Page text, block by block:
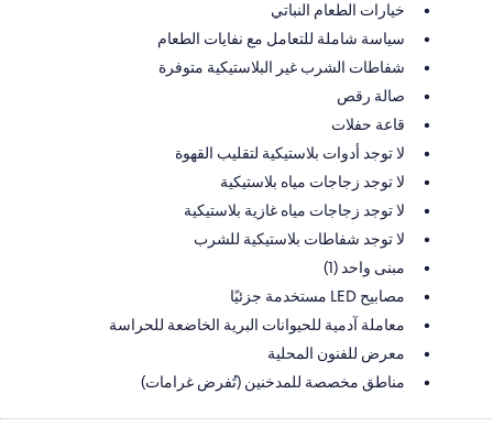
خيارات الطعام النباتي
سياسة شاملة للتعامل مع نفايات الطعام
شفاطات الشرب غير البلاستيكية متوفرة
صالة رقص
قاعة حفلات
لا توجد أدوات بلاستيكية لتقليب القهوة
لا توجد زجاجات مياه بلاستيكية
لا توجد زجاجات مياه غازية بلاستيكية
لا توجد شفاطات بلاستيكية للشرب
مبنى واحد (1)
مصابيح LED مستخدمة جزئيًا
معاملة آدمية للحيوانات البرية الخاضعة للحراسة
معرض للفنون المحلية
مناطق مخصصة للمدخنين (تُفرض غرامات)